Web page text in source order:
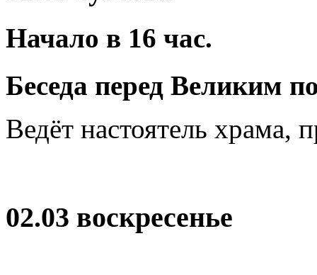
Начало в 16 час.
Беседа перед Великим
Ведёт настоятель храма,
02.03 воскресенье